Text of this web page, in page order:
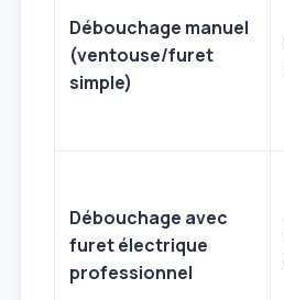
Débouchage manuel
(ventouse/furet
simple)
Débouchage avec
furet électrique
professionnel